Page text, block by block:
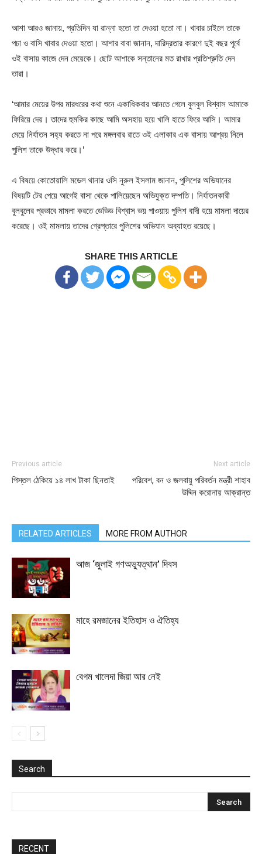
আশা আরও জানায়, প্রতিদিন যা রান্না হতো তা দেওয়া হতো না। খাবার চাইলে তাকে
পচা ও বাসি খাবার দেওয়া হতো। আশার বাবা জানান, দারিদ্রতার কারণে দুই বছর পূর্বে
ওই বাসায় কাজে দেন মেয়েকে। ছোট আশাকে সন্তানের মত রাখার প্রতিশ্রুতি দেন
তারা।
‘আমার মেয়ের উপর মারধরের কথা শুনে একাধিকবার আনতে গেলে বুলবুল বিশ্বাস আমাকে
ফিরিয়ে দেয়। তাদের হুমকির কাছে আমি অসহায় হয়ে খালি হাতে ফিরে আসি। আমার
মেয়ে নির্যাতন সহ্য করতে না পরে মঙ্গলবার রাতে ওই এলাকার এক বাসায় আশ্রয় নিলে
পুলিশ তাকে উদ্ধার করে।’
এ বিষয়ে কোতোয়ালি মডেল থানার ওসি নুরুল ইসলাম জানান, পুলিশের অভিযানের
বিষয়টি টের পেয়ে আগেই বাসা থেকে পালিয়েছেন অভিযুক্ত দম্পতি। নির্যাতনকারী
বুলবুলের প্রভাবে মামলা করতে ডেভিড বিশ্বাস ভয় পাওয়ায় পুলিশ বাদী হয়ে মামলা দায়ের
করেছে। ওই মামলায় তাদের গ্রেপ্তারে পুলিশের অভিযান অব্যাহত রয়েছে।
SHARE THIS ARTICLE
Previous article
পিস্তল ঠেকিয়ে ১৪ লাখ টাকা ছিনতাই
Next article
পরিবেশ, বন ও জলবায়ু পরিবর্তন মন্ত্রী শাহাব
উদ্দিন করোনায় আক্রান্ত
RELATED ARTICLES MORE FROM AUTHOR
আজ ‘জুলাই গণঅভ্যুত্থান’ দিবস
মাহে রমজানের ইতিহাস ও ঐতিহ্য
বেগম খালেদা জিয়া আর নেই
Search
RECENT